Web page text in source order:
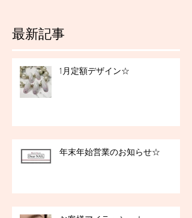
最新記事
1月定額デザイン☆
年末年始営業のお知らせ☆